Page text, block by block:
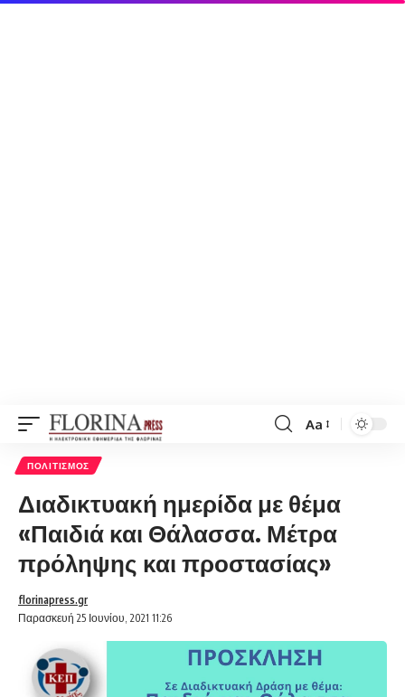
Font
Aa
ΠΟΛΙΤΙΣΜΌΣ
Διαδικτυακή ημερίδα με θέμα
«Παιδιά και Θάλασσα. Μέτρα
πρόληψης και προστασίας»
Παρασκευή 25 Ιουνίου, 2021 11:26
florinapress.gr